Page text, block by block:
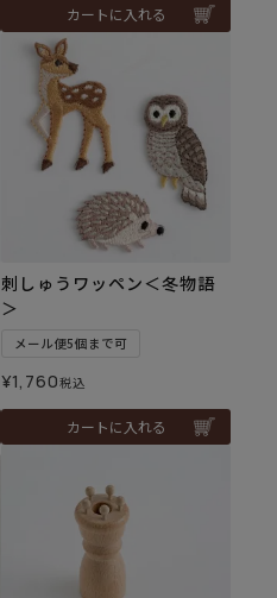
カートに入れる
刺しゅうワッペン＜冬物語
＞
メール便5個まで可
¥1,760税込
カートに入れる